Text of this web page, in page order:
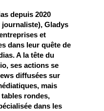
depuis 2020
Gladys
et
dans leur quête de
A la tête du
ses actions se
diffusées sur
mais
tables rondes,
dans les